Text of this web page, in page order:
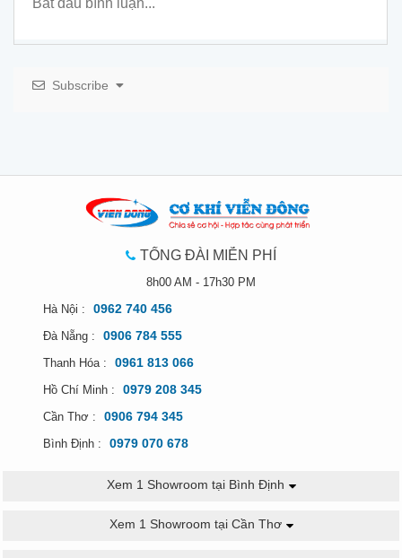
Subscribe
TỔNG ĐÀI MIỄN PHÍ
8h00 AM - 17h30 PM
Hà Nội :
0962 740 456
Đà Nẵng : 0906 784 555
Thanh Hóa : 0961 813 066
Hồ Chí Minh : 0979 208 345
Cần Thơ : 0906 794 345
Bình Định : 0979 070 678
Xem 1 Showroom tại Bình Định
Xem 1 Showroom tại Cần Thơ